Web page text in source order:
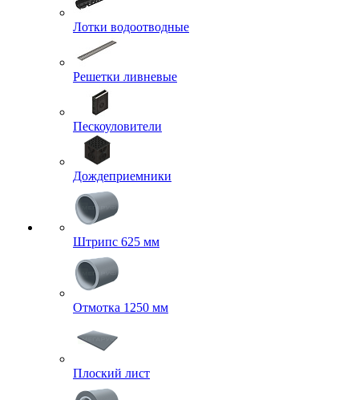
Лотки водоотводные
Решетки ливневые
Пескоуловители
Дождеприемники
Штрипс 625 мм
Отмотка 1250 мм
Плоский лист